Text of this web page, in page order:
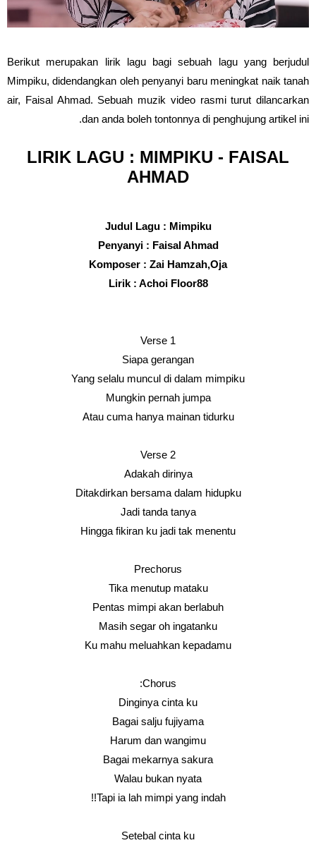
Berikut merupakan lirik lagu bagi sebuah lagu yang berjudul
Mimpiku, didendangkan oleh penyanyi baru meningkat naik tanah
air, Faisal Ahmad. Sebuah muzik video rasmi turut dilancarkan
dan anda boleh tontonnya di penghujung artikel ini.
LIRIK LAGU : MIMPIKU - FAISAL
AHMAD
Judul Lagu : Mimpiku
Penyanyi : Faisal Ahmad
Komposer : Zai Hamzah,Oja
Lirik : Achoi Floor88
Verse 1
Siapa gerangan
Yang selalu muncul di dalam mimpiku
Mungkin pernah jumpa
Atau cuma hanya mainan tidurku
Verse 2
Adakah dirinya
Ditakdirkan bersama dalam hidupku
Jadi tanda tanya
Hingga fikiran ku jadi tak menentu
Prechorus
Tika menutup mataku
Pentas mimpi akan berlabuh
Masih segar oh ingatanku
Ku mahu meluahkan kepadamu
Chorus:
Dinginya cinta ku
Bagai salju fujiyama
Harum dan wangimu
Bagai mekarnya sakura
Walau bukan nyata
Tapi ia lah mimpi yang indah!!
Setebal cinta ku